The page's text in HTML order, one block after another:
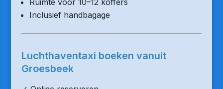
Ruimte voor 10–12 koffers
Inclusief handbagage
Luchthaventaxi boeken vanuit
Groesbeek